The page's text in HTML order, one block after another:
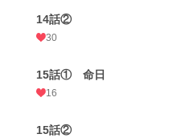
14話②
30
15話① 命日
16
15話②